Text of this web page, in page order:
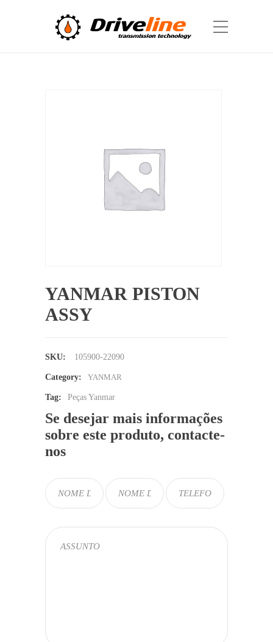
YANMAR PISTON
ASSY
SKU: 105900-22090
Category: YANMAR
Tag: Peças Yanmar
Se desejar mais informações
sobre este produto, contacte-
nos